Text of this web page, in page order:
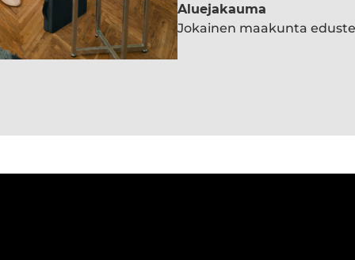
Aluejakauma
Jokainen maakunta